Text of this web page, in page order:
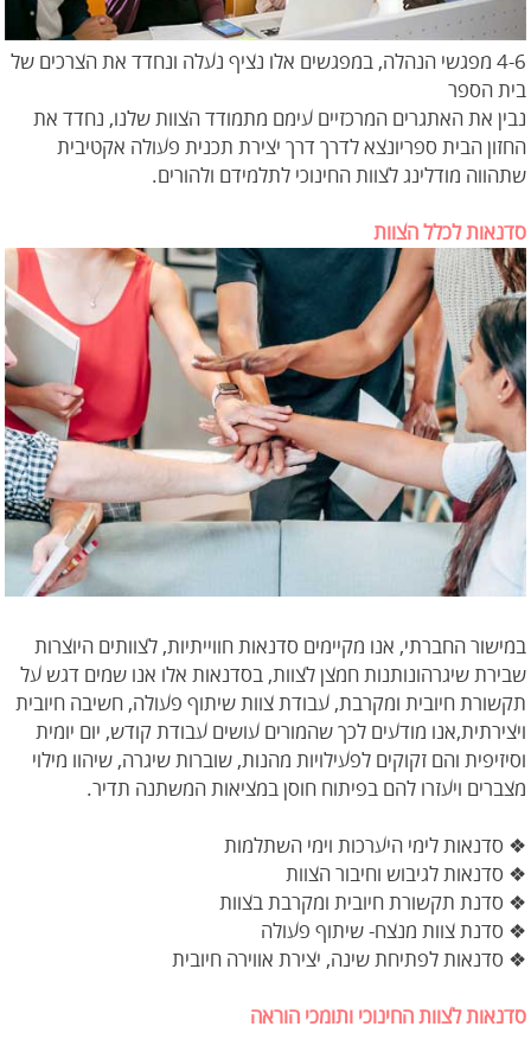
4-6 מפגשי הנהלה, במפגשים אלו נציף נעלה ונחדד את הצרכים של
בית הספר
נבין את האתגרים המרכזיים עימם מתמודד הצוות שלנו, נחדד את
החזון הבית ספריונצא לדרך דרך יצירת תכנית פעולה אקטיבית
שתהווה מודלינג לצוות החינוכי לתלמידם ולהורים.
סדנאות לכלל הצוות
במישור החברתי, אנו מקיימים סדנאות חווייתיות, לצוותים היוצרות
שבירת שיגרהונותנות חמצן לצוות, בסדנאות אלו אנו שמים דגש על
תקשורת חיובית ומקרבת, עבודת צוות שיתוף פעולה, חשיבה חיובית
ויצירתית,אנו מודעים לכך שהמורים עושים עבודת קודש, יום יומית
וסיזיפית והם זקוקים לפעילויות מהנות, שוברות שיגרה, שיהוו מילוי
מצברים ויעזרו להם בפיתוח חוסן במציאות המשתנה תדיר.
❖ סדנאות לימי היערכות וימי השתלמות
❖ סדנאות לגיבוש וחיבור הצוות
❖ סדנת תקשורת חיובית ומקרבת בצוות
❖ סדנת צוות מנצח- שיתוף פעולה
❖ סדנאות לפתיחת שינה, יצירת אווירה חיובית
סדנאות לצוות החינוכי ותומכי הוראה